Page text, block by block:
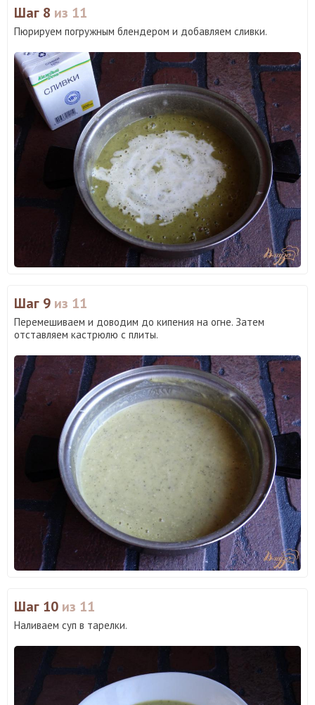
Шаг 8 из 11
Пюрируем погружным блендером и добавляем сливки.
Шаг 9 из 11
Перемешиваем и доводим до кипения на огне. Затем
отставляем кастрюлю с плиты.
Шаг 10 из 11
Наливаем суп в тарелки.